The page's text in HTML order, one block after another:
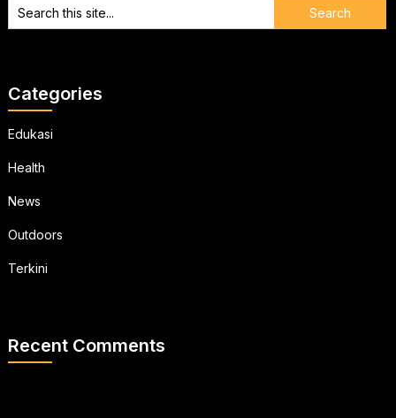
Categories
Edukasi
Health
News
Outdoors
Terkini
Recent Comments